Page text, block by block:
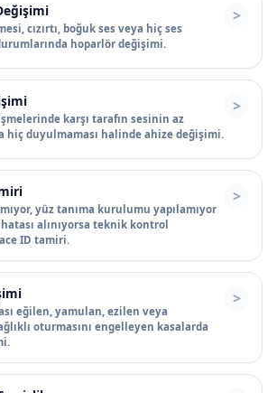
cızırtı, boğuk ses veya hiç ses
hoparlör değişimi.
karşı tarafın sesinin az
hiç duyulmaması halinde ahize değişimi.
yüz tanıma kurulumu yapılamıyor
alınıyorsa teknik kontrol
ID tamiri.
eğilen, yamulan, ezilen veya
oturmasını engelleyen kasalarda